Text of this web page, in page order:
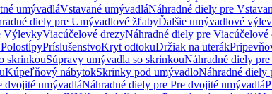
umývadláVstavané umývadláNáhradné diely pre
diely pre Umývadlové žľabyĎalšie umývadlové
VýlevkyViacúčelové drezyNáhradné diely pre Viacúčelové
PríslušenstvoKryt odtokuDržiak na uterák
skrinkouSúpravy umývadla so skrinkouNáhradné diely
Kúpeľňový nábytokSkrinky pod umývadloNáhradné diely
dvojité umývadláNáhradné diely pre Pre dvojité umývadlá